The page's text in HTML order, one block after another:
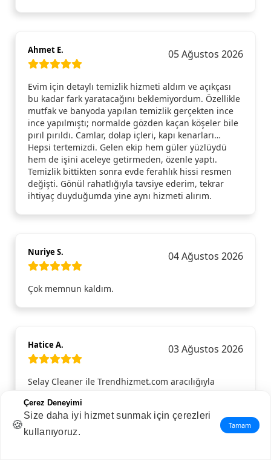
Ahmet E. 05 Ağustos 2026
Evim için detaylı temizlik hizmeti aldım ve açıkçası
bu kadar fark yaratacağını beklemiyordum. Özellikle
mutfak ve banyoda yapılan temizlik gerçekten ince
ince yapılmıştı; normalde gözden kaçan köşeler bile
pırıl pırıldı. Camlar, dolap içleri, kapı kenarları…
Hepsi tertemizdi. Gelen ekip hem güler yüzlüydü
hem de işini aceleye getirmeden, özenle yaptı.
Temizlik bittikten sonra evde ferahlık hissi resmen
değişti. Gönül rahatlığıyla tavsiye ederim, tekrar
ihtiyaç duyduğumda yine aynı hizmeti alırım.
Nuriye S. 04 Ağustos 2026
Çok memnun kaldım.
Hatice A. 03 Ağustos 2026
Selay Cleaner ile Trendhizmet.com aracılığıyla
derece memnun kaldım. Ekip hem güler yüzlü hem
de çok profesyoneldi. En ince detayları bile gözden
kaçırmadan evi baştan aşağı temizlediler. Evin her
🍪
Çerez Deneyimi
Size daha iyi hizmet sunmak için çerezleri
kullanıyoruz.
Tamam